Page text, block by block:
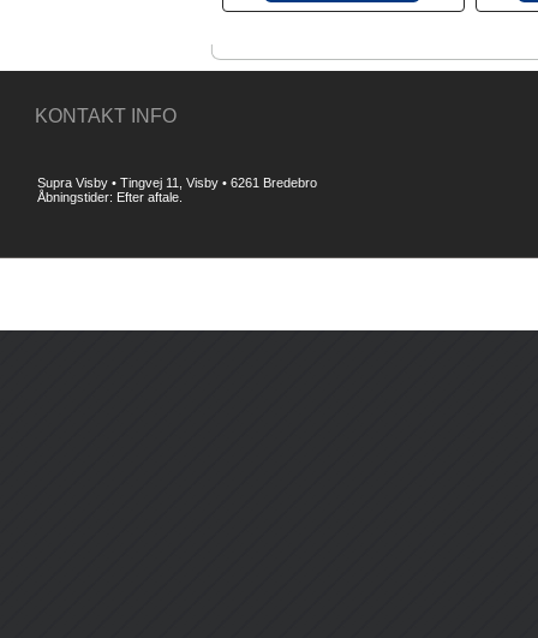
KONTAKT INFO
Supra Visby • Tingvej 11, Visby • 6261 Bredebro
Åbningstider: Efter aftale.